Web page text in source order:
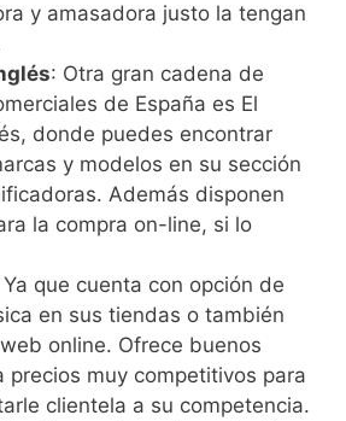
y amasadora justo la tengan
: Otra gran cadena de
de España es El
donde puedes encontrar
y modelos en su sección
Además disponen
la compra on-line, si lo
Ya que cuenta con opción de
en sus tiendas o también
online. Ofrece buenos
precios muy competitivos para
clientela a su competencia.